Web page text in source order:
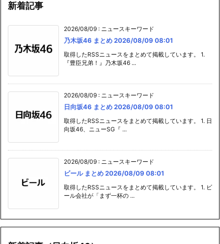
新着記事
2026/08/09 : ニュースキーワード
乃木坂46 まとめ 2026/08/09 08:01
取得したRSSニュースをまとめて掲載しています。 1.
『豊臣兄弟！』乃木坂46 ...
2026/08/09 : ニュースキーワード
日向坂46 まとめ 2026/08/09 08:01
取得したRSSニュースをまとめて掲載しています。 1. 日
向坂46、ニューSG『 ...
2026/08/09 : ニュースキーワード
ビール まとめ 2026/08/09 08:01
取得したRSSニュースをまとめて掲載しています。 1. ビ
ール会社が「まず一杯の ...